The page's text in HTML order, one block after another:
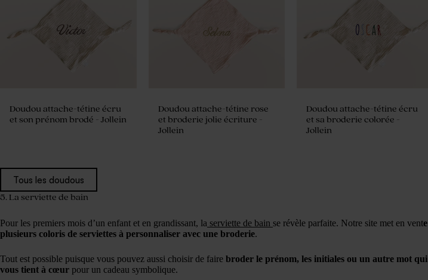
Doudou attache-tétine écru
et son prénom brodé - Jollein
Doudou attache-tétine rose
et broderie jolie écriture -
Jollein
Doudou attache-tétine écru
et sa broderie colorée -
Jollein
Tous les doudous
5. La serviette de bain
Pour les premiers mois d’un enfant et en grandissant, la serviette de bain se révèle parfaite. Notre site met en vente
plusieurs coloris de serviettes à personnaliser avec une broderie.
Tout est possible puisque vous pouvez aussi choisir de faire broder le prénom, les initiales ou un autre mot qui
vous tient à cœur pour un cadeau symbolique.